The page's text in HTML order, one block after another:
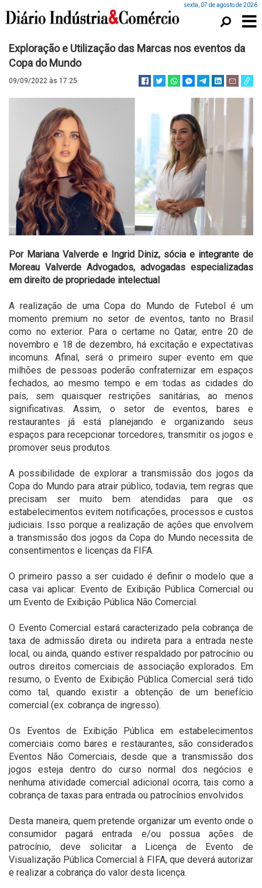
sexta, 07 de agosto de 2026
Exploração e Utilização das Marcas nos eventos da
Copa do Mundo
09/09/2022 às 17:25
Por Mariana Valverde e Ingrid Diniz, sócia e integrante de
Moreau Valverde Advogados, advogadas especializadas
em direito de propriedade intelectual
A realização de uma Copa do Mundo de Futebol é um
momento premium no setor de eventos, tanto no Brasil
como no exterior. Para o certame no Qatar, entre 20 de
novembro e 18 de dezembro, há excitação e expectativas
incomuns. Afinal, será o primeiro super evento em que
milhões de pessoas poderão confraternizar em espaços
fechados, ao mesmo tempo e em todas as cidades do
país, sem quaisquer restrições sanitárias, ao menos
significativas. Assim, o setor de eventos, bares e
restaurantes já está planejando e organizando seus
espaços para recepcionar torcedores, transmitir os jogos e
promover seus produtos.
A possibilidade de explorar a transmissão dos jogos da
Copa do Mundo para atrair público, todavia, tem regras que
precisam ser muito bem atendidas para que os
estabelecimentos evitem notificações, processos e custos
judiciais. Isso porque a realização de ações que envolvem
a transmissão dos jogos da Copa do Mundo necessita de
consentimentos e licenças da FIFA.
O primeiro passo a ser cuidado é definir o modelo que a
casa vai aplicar: Evento de Exibição Pública Comercial ou
um Evento de Exibição Pública Não Comercial.
O Evento Comercial estará caracterizado pela cobrança de
taxa de admissão direta ou indireta para a entrada neste
local, ou ainda, quando estiver respaldado por patrocínio ou
outros direitos comerciais de associação explorados. Em
resumo, o Evento de Exibição Pública Comercial será tido
como tal, quando existir a obtenção de um benefício
comercial (ex. cobrança de ingresso).
Os Eventos de Exibição Pública em estabelecimentos
comerciais como bares e restaurantes, são considerados
Eventos Não Comerciais, desde que a transmissão dos
jogos esteja dentro do curso normal dos negócios e
nenhuma atividade comercial adicional ocorra, tais como a
cobrança de taxas para entrada ou patrocínios envolvidos.
Desta maneira, quem pretende organizar um evento onde o
consumidor pagará entrada e/ou possua ações de
patrocínio, deve solicitar a Licença de Evento de
Visualização Pública Comercial à FIFA, que deverá autorizar
e realizar a cobrança do valor desta licença.